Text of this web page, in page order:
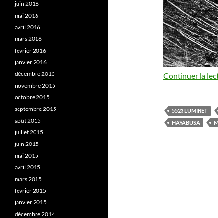
Continuer la
5523 LUMINET
HAYABUSA
juin 2016
mai 2016
avril 2016
mars 2016
février 2016
janvier 2016
décembre 2015
novembre 2015
octobre 2015
septembre 2015
août 2015
juillet 2015
juin 2015
mai 2015
avril 2015
mars 2015
février 2015
janvier 2015
décembre 2014